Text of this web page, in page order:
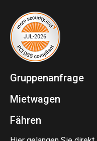
Gruppenanfrage
Mietwagen
Fähren